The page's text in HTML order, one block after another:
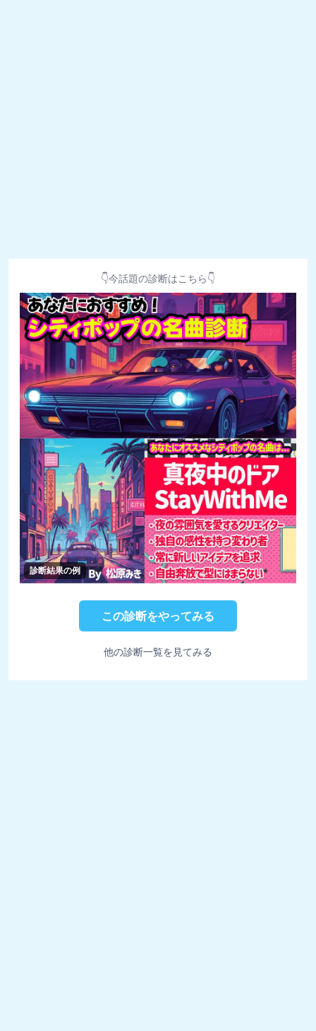
👇今話題の診断はこちら👇
診断結果の例
この診断をやってみる
他の診断一覧を見てみる